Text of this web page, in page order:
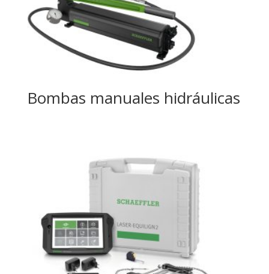
Bombas manuales hidráulicas